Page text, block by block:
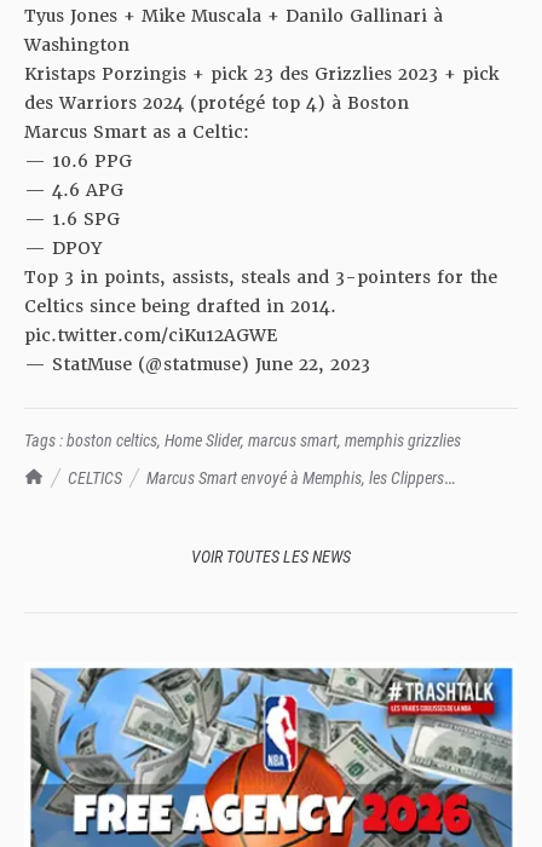
TrashTalk Actu NBA
CELTICS
Marcus Smart envoyé à Memphis, les Clippers
Tyus Jones + Mike Muscala + Danilo Gallinari à
Washington
Kristaps Porzingis + pick 23 des Grizzlies 2023 + pick
des Warriors 2024 (protégé top 4) à Boston
Marcus Smart as a Celtic:
— 10.6 PPG
— 4.6 APG
— 1.6 SPG
— DPOY
Top 3 in points, assists, steals and 3-pointers for the
Celtics since being drafted in 2014.
pic.twitter.com/ciKu12AGWE
— StatMuse (@statmuse) June 22, 2023
Tags :boston celtics, Home Slider, marcus smart, memphis grizzlies
VOIR TOUTES LES NEWS